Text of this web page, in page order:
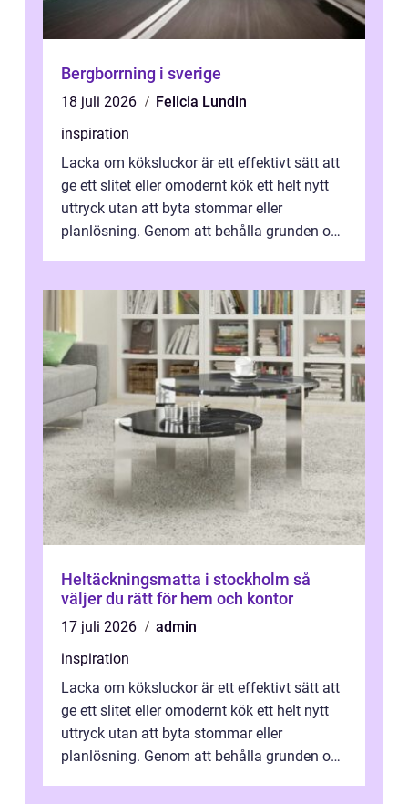
Bergborrning i sverige
18 juli 2026
Felicia Lundin
inspiration
Lacka om köksluckor är ett effektivt sätt att
ge ett slitet eller omodernt kök ett helt nytt
uttryck utan att byta stommar eller
planlösning. Genom att behålla grunden och
Heltäckningsmatta i stockholm så
väljer du rätt för hem och kontor
17 juli 2026
admin
inspiration
Lacka om köksluckor är ett effektivt sätt att
ge ett slitet eller omodernt kök ett helt nytt
uttryck utan att byta stommar eller
planlösning. Genom att behålla grunden och